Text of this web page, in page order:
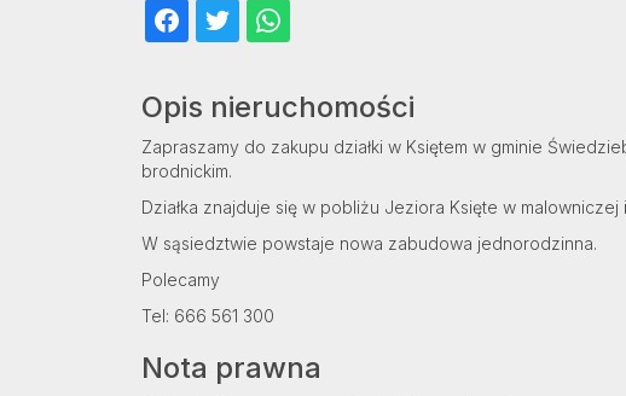
Opis nieruchomości
Zapraszamy do zakupu działki w Księtem w gminie
brodnickim.
Działka znajduje się w pobliżu Jeziora Księte w
W sąsiedztwie powstaje nowa zabudowa jednorodzinna.
Polecamy
Tel: 666 561 300
Nota prawna